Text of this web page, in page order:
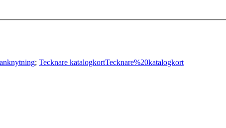
; Tecknare katalogkortTecknare%20katalogkort